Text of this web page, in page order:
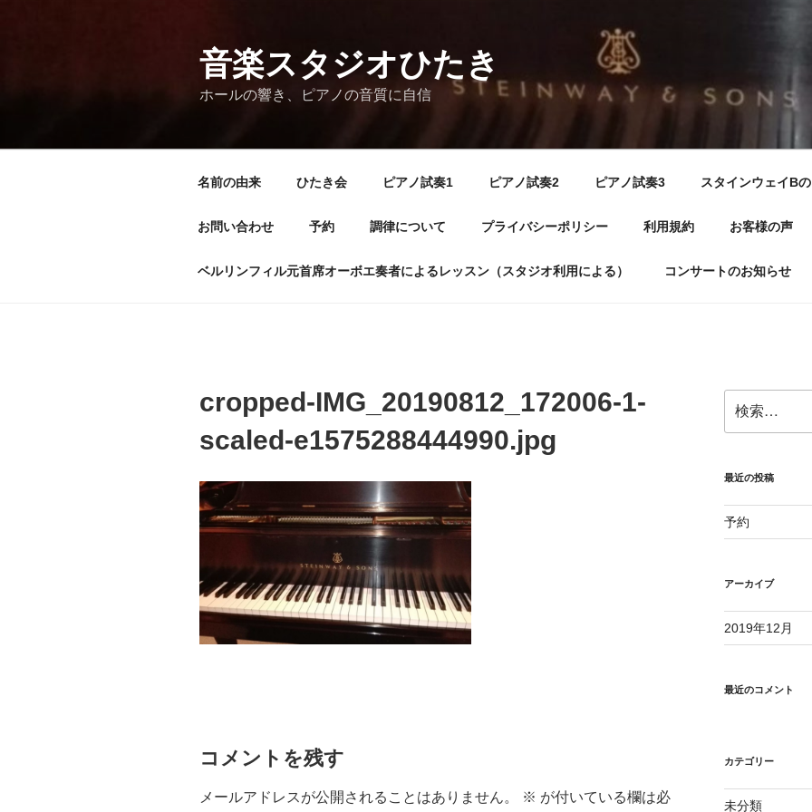
音楽スタジオひたき
ホールの響き、ピアノの音質に自信
名前の由来 ひたき会 ピアノ試奏1 ピアノ試奏2 ピアノ試奏3 スタインウェイB
お問い合わせ 予約 調律について プライバシーポリシー 利用規約 お客様の声
ベルリンフィル元首席オーボエ奏者によるレッスン（スタジオ利用による） コンサートのお知らせ
cropped-IMG_20190812_172006-1-
scaled-e1575288444990.jpg
コメントを残す
メールアドレスが公開されることはありません。 ※ が付いている欄は必
索:
最近の投稿
予約
アーカイブ
2019年12月
最近のコメント
カテゴリー
未分類